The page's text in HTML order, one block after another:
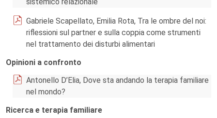
Gabriele Scapellato, Emilia Rota, Tra le ombre del noi:
riflessioni sul partner e sulla coppia come strumenti
nel trattamento dei disturbi alimentari
Opinioni a confronto
Antonello D’Elia, Dove sta andando la terapia familiare
nel mondo?
Ricerca e terapia familiare